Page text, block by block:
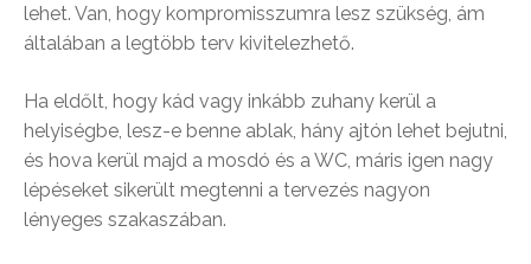
lehet. Van, hogy kompromisszumra lesz szükség, ám
általában a legtöbb terv kivitelezhető.
Ha eldőlt, hogy kád vagy inkább zuhany kerül a
helyiségbe, lesz-e benne ablak, hány ajtón lehet bejutni,
és hova kerül majd a mosdó és a WC, máris igen nagy
lépéseket sikerült megtenni a tervezés nagyon
lényeges szakaszában.